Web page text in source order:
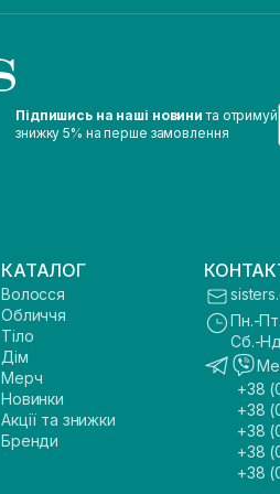
Підпишись на наші новини та отримуй
знижку 5% на перше замовлення
КАТАЛОГ
Волосся
Обличчя
Тіло
Дім
Мерч
Новинки
Акції та знижки
Бренди
Пн.-
Сб.-
+38
+38
+38
+38
+38